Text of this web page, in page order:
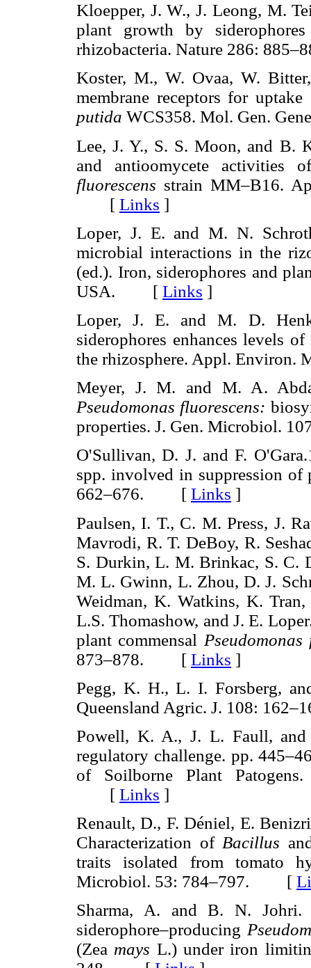
Kloepper, J. W., J. Leong, M.
plant growth by
rhizobacteria. Nature 286:
Koster, M., W. Ovaa, W.
membrane receptors for
putida WCS358. Mol. Gen.
Lee, J. Y., S. S. Moon, and B.
and antioomycete activities
fluorescens strain MM–B16.
[ Links ]
Loper, J. E. and M. N.
microbial interactions in the
(ed.). Iron, siderophores and
USA. [ Links ]
Loper, J. E. and M. D.
siderophores enhances levels
the rhizosphere. Appl.
Meyer, J. M. and M. A.
Pseudomonas fluorescens:
properties. J. Gen.
O'Sullivan, D. J. and F.
spp. involved in suppression
662–676. [ Links ]
Paulsen, I. T., C. M. Press, J.
Mavrodi, R. T. DeBoy, R.
S. Durkin, L. M. Brinkac, S. C.
M. L. Gwinn, L. Zhou, D. J.
Weidman, K. Watkins, K.
L.S. Thomashow, and J. E.
plant commensal Pseudomonas
873–878. [ Links ]
Pegg, K. H., L. I. Forsberg,
Queensland Agric. J. 108:
Powell, K. A., J. L. Faull, and
regulatory challenge. pp.
of Soilborne Plant
[ Links ]
Renault, D., F. Déniel, E.
Characterization of Bacillus
traits isolated from tomato
Microbiol. 53: 784–797. [
Sharma, A. and B. N. Johri.
siderophore–producing
(Zea mays L.) under iron